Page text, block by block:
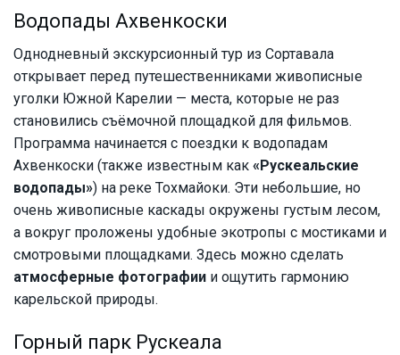
Водопады Ахвенкоски
Однодневный экскурсионный тур из Сортавала
открывает перед путешественниками живописные
уголки Южной Карелии — места, которые не раз
становились съёмочной площадкой для фильмов.
Программа начинается с поездки к водопадам
Ахвенкоски (также известным как «Рускеальские
водопады») на реке Тохмайоки. Эти небольшие, но
очень живописные каскады окружены густым лесом,
а вокруг проложены удобные экотропы с мостиками и
смотровыми площадками. Здесь можно сделать
атмосферные фотографии и ощутить гармонию
карельской природы.
Горный парк Рускеала